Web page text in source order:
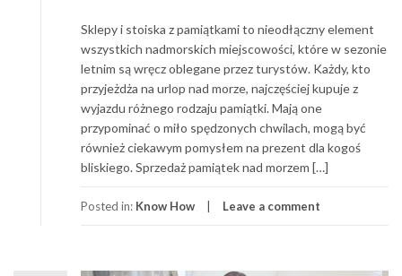
Sklepy i stoiska z pamiątkami to nieodłączny element
wszystkich nadmorskich miejscowości, które w sezonie
letnim są wręcz oblegane przez turystów. Każdy, kto
przyjeżdża na urlop nad morze, najczęściej kupuje z
wyjazdu różnego rodzaju pamiątki. Mają one
przypominać o miło spędzonych chwilach, mogą być
również ciekawym pomysłem na prezent dla kogoś
bliskiego. Sprzedaż pamiątek nad morzem […]
Posted in: Know How Leave a comment